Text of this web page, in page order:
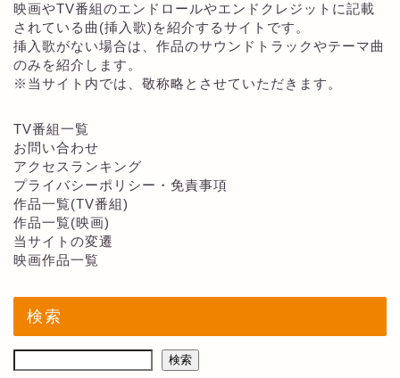
映画やTV番組のエンドロールやエンドクレジットに記載
されている曲(挿入歌)を紹介するサイトです。
挿入歌がない場合は、作品のサウンドトラックやテーマ曲
のみを紹介します。
※当サイト内では、敬称略とさせていただきます。
TV番組一覧
お問い合わせ
アクセスランキング
プライバシーポリシー・免責事項
作品一覧(TV番組)
作品一覧(映画)
当サイトの変遷
映画作品一覧
検索
検索